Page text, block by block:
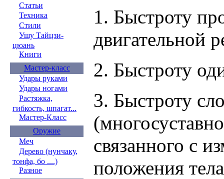
Статьи
Техника
Стили
Ушу Тайцзи-
цюань
Книги
Мастер-класс
Удары руками
Удары ногами
Растяжка,
гибкость, шпагат...
Мастер-Класс
Оружие
Меч
Дерево (нунчаку,
тонфа, бо ....)
Разное
1. Быстроту
двигательной
2. Быстроту
3. Быстроту
связанного с
положения